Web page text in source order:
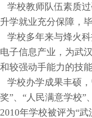
学校教师队伍素质
升学就业充分保障，
学校多年来与烽火
电子信息产业，为武
和较强动手能力的技能
学校办学成果丰硕，
奖”、“人民满意学校”
2010年学校被评为“武